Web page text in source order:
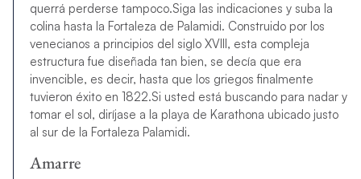
querrá perderse tampoco.Siga las indicaciones y suba la
colina hasta la Fortaleza de Palamidi. Construido por los
venecianos a principios del siglo XVIII, esta compleja
estructura fue diseñada tan bien, se decía que era
invencible, es decir, hasta que los griegos finalmente
tuvieron éxito en 1822.Si usted está buscando para nadar y
tomar el sol, diríjase a la playa de Karathona ubicado justo
al sur de la Fortaleza Palamidi.
Amarre